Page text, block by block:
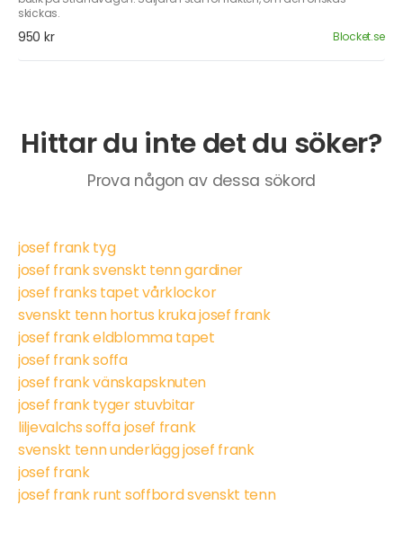
skickas.
950 kr Blocket.se
Hittar du inte det du söker?
Prova någon av dessa sökord
josef frank tyg
josef frank svenskt tenn gardiner
josef franks tapet vårklockor
svenskt tenn hortus kruka josef frank
josef frank eldblomma tapet
josef frank soffa
josef frank vänskapsknuten
josef frank tyger stuvbitar
liljevalchs soffa josef frank
svenskt tenn underlägg josef frank
josef frank
josef frank runt soffbord svenskt tenn